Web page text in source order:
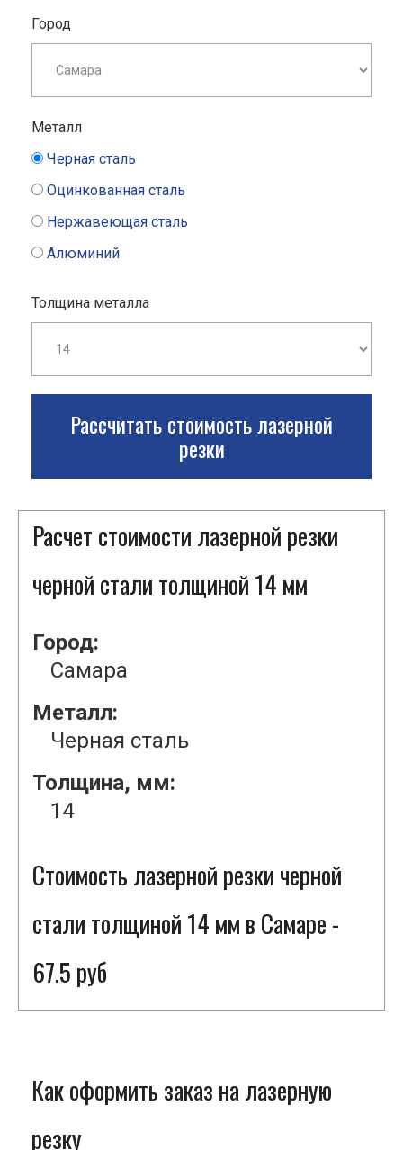
Город
Металл
Черная сталь
Оцинкованная сталь
Нержавеющая сталь
Алюминий
Толщина металла
Рассчитать стоимость лазерной
резки
Расчет стоимости лазерной резки
черной стали толщиной 14 мм
Город:
Самара
Металл:
Черная сталь
Толщина, мм:
14
Стоимость лазерной резки черной
стали толщиной 14 мм в Самаре -
67.5 руб
Как оформить заказ на лазерную
резку